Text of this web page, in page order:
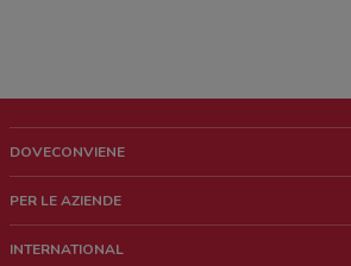
DOVECONVIENE
Chi siamo
PER LE AZIENDE
INTERNATIONAL